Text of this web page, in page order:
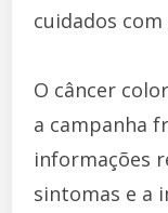
cuidados
O câncer
a campanha
informações
sintomas e a